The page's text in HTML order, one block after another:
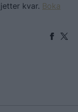
kvar. Boka